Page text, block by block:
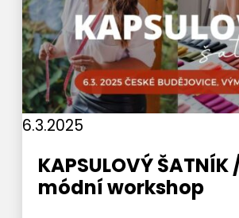
6.3.2025
KAPSULOVÝ ŠATNÍK
módní workshop